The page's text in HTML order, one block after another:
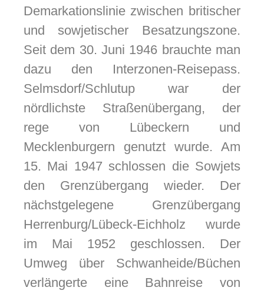
Demarkationslinie zwischen britischer
und sowjetischer Besatzungszone.
Seit dem 30. Juni 1946 brauchte man
dazu den Interzonen-Reisepass.
Selmsdorf/Schlutup war der
nördlichste Straßenübergang, der
rege von Lübeckern und
Mecklenburgern genutzt wurde. Am
15. Mai 1947 schlossen die Sowjets
den Grenzübergang wieder. Der
nächstgelegene Grenzübergang
Herrenburg/Lübeck-Eichholz wurde
im Mai 1952 geschlossen. Der
Umweg über Schwanheide/Büchen
verlängerte eine Bahnreise von